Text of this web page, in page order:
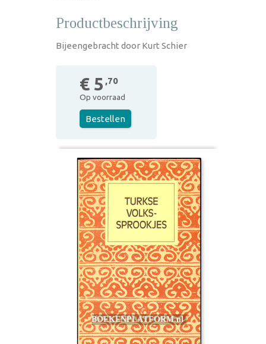
Productbeschrijving
Bijeengebracht door Kurt Schier
€ 5 ,70
Op voorraad
Bestellen